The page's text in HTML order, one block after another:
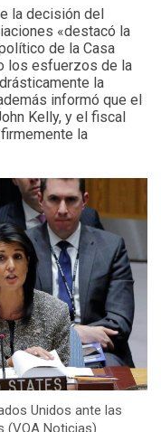
la decisión del
«destacó la
de la Casa
los esfuerzos de la
la
informó que el
Kelly, y el fiscal
la
Unidos ante las
(VOA Noticias)